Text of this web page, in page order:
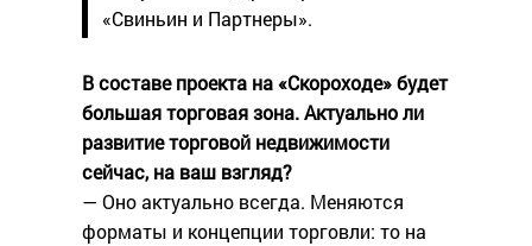
«Свиньин и Партнеры».
В составе проекта на «Скороходе» будет
большая торговая зона. Актуально ли
развитие торговой недвижимости
сейчас, на ваш взгляд?
— Оно актуально всегда. Меняются
форматы и концепции торговли: то на